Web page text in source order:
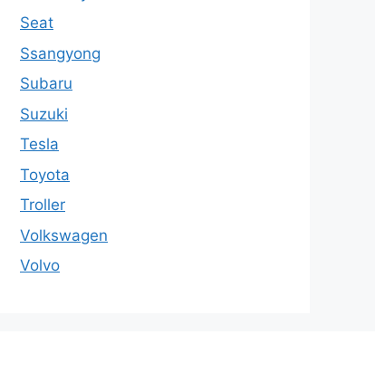
Seat
Ssangyong
Subaru
Suzuki
Tesla
Toyota
Troller
Volkswagen
Volvo